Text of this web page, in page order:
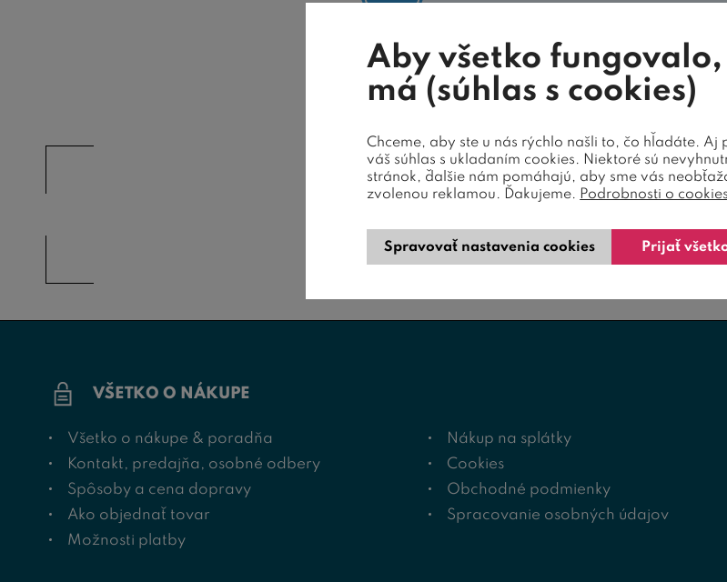
AKO ZÁKAZNÍCI HODNOTIA
VŠETKO O NÁKUPE
Všetko o nákupe & poradňa
Kontakt, predajňa, osobné odbery
Spôsoby a cena dopravy
Ako objednať tovar
Možnosti platby
Nákup na splátky
Cookies
Obchodné podmienky
Spracovanie osobných údajov
Aby všetko
má (súhlas s cookies)
Chceme, aby ste u nás rýchlo našli to, čo hľadáte. Aj
váš súhlas s ukladaním cookies. Niektoré sú
stránok, ďalšie nám pomáhajú, aby sme vás
zvolenou reklamou. Ďakujeme. Podrobnosti o cookies
Spravovať nastavenia cookies Prijať